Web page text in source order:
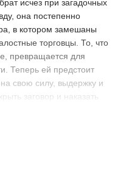
исчез при загадочных
она постепенно
в котором замешаны
торговцы. То, что
превращается для
Теперь ей предстоит
свою силу, выдержку и
заговор и наказать
(2026) в хорошем